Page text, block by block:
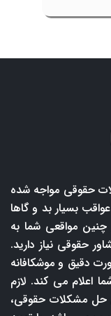
حقوقی مواجه شده
بسیار بد و گاها
چنین مواقعی شما به
حقوقی نیاز دارید.
دقیق و موشکافانه
اعلام می کند. لازم
حل مشکلات حقوقی،